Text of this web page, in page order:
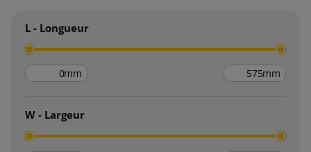
L - Longueur
mm mm
W - Largeur